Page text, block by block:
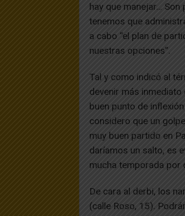
hay que manejar…
tenemos que
a cabo “el plan de
nuestras opciones”.
Tal y como indicó al
devenir más inmediato
buen punto de
considero que un
muy buen partido en
daríamos un salto, es
mucha temporada por
De cara al derbi, los
(calle Roso, 15).